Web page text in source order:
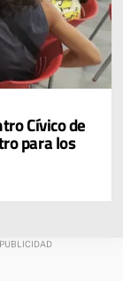
Cívico de
para los